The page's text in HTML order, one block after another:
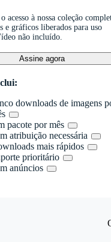
acesso à nossa coleção
e gráficos liberados para uso
não incluído.
Assine agora
downloads de imagens
pacote por mês
atribuição necessária
mais rápidos
prioritário
anúncios